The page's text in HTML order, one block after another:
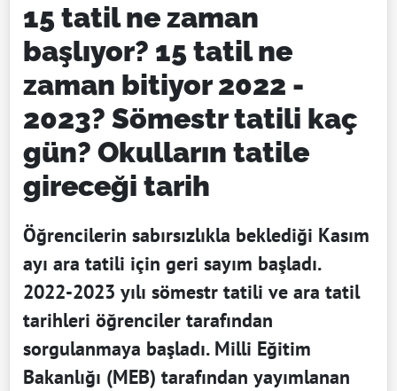
15 tatil ne zaman
başlıyor? 15 tatil ne
zaman bitiyor 2022 -
2023? Sömestr tatili kaç
gün? Okulların tatile
gireceği tarih
Öğrencilerin sabırsızlıkla beklediği Kasım
ayı ara tatili için geri sayım başladı.
2022-2023 yılı sömestr tatili ve ara tatil
tarihleri öğrenciler tarafından
sorgulanmaya başladı. Milli Eğitim
Bakanlığı (MEB) tarafından yayımlanan